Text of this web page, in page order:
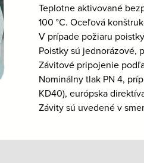
Teplotne aktivované
100 °C. Oceľová
V prípade požiaru
Poistky sú jednorázové,
Závitové pripojenie
Nominálny tlak PN 4,
KD40), európska
Závity sú uvedené v